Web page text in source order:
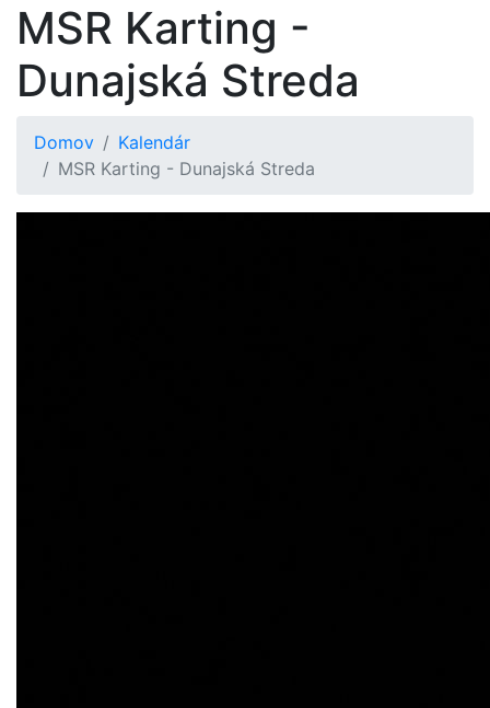
MSR Karting -
Dunajská Streda
Domov
Kalendár
MSR Karting - Dunajská Streda